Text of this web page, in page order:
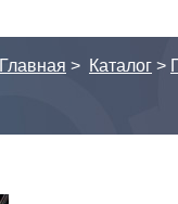
Главная > Каталог >